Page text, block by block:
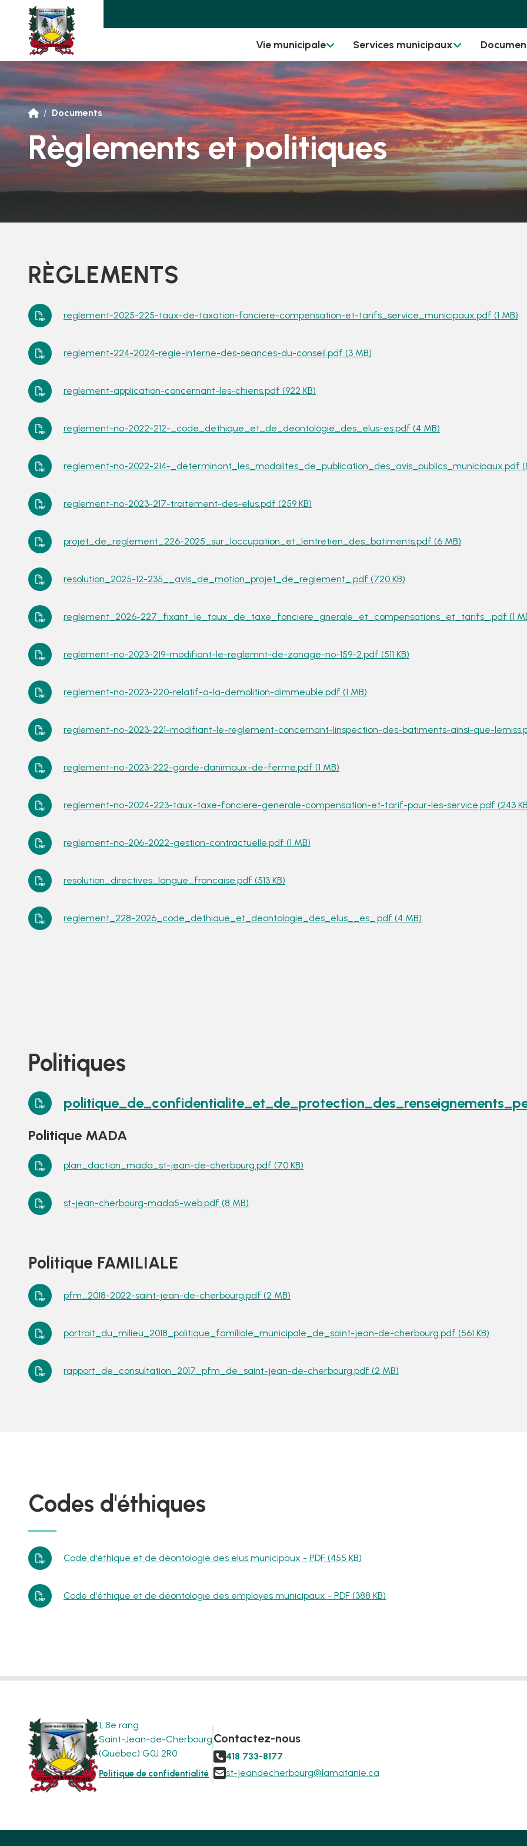
Vie municipale Services municipaux
 / Documents
Règlements et politiques
RÈGLEMENTS
reglement-2025-225-taux-de-taxation-fonciere-compensation-et-tarifs_service_municipaux.pdf (1 MB)
reglement-224-2024-regie-interne-des-seances-du-conseil.pdf (3 MB)
reglement-application-concernant-les-chiens.pdf (922 KB)
reglement-no-2022-212-_code_dethique_et_de_deontologie_des_elus-es.pdf (4 MB)
reglement-no-2022-214-_determinant_les_modalites_de_publication_des_avis_publics_municipaux.pdf
reglement-no-2023-217-traitement-des-elus.pdf (259 KB)
projet_de_reglement_226-2025_sur_loccupation_et_lentretien_des_batiments.pdf (6 MB)
resolution_2025-12-235__avis_de_motion_projet_de_reglement_.pdf (720 KB)
reglement_2026-227_fixant_le_taux_de_taxe_fonciere_gnerale_et_compensations_et_tarifs_.pdf (1
reglement-no-2023-219-modifiant-le-reglemnt-de-zonage-no-159-2.pdf (511 KB)
reglement-no-2023-220-relatif-a-la-demolition-dimmeuble.pdf (1 MB)
reglement-no-2023-221-modifiant-le-reglement-concernant-linspection-des-batiments-ainsi-que-
reglement-no-2023-222-garde-danimaux-de-ferme.pdf (1 MB)
reglement-no-2024-223-taux-taxe-fonciere-generale-compensation-et-tarif-pour-les-service.pdf (243
reglement-no-206-2022-gestion-contractuelle.pdf (1 MB)
resolution_directives_langue_francaise.pdf (513 KB)
reglement_228-2026_code_dethique_et_deontologie_des_elus__es_.pdf (4 MB)
Politiques
Politique MADA
plan_daction_mada_st-jean-de-cherbourg.pdf (70 KB)
st-jean-cherbourg-mada5-web.pdf (8 MB)
Politique FAMILIALE
pfm_2018-2022-saint-jean-de-cherbourg.pdf (2 MB)
portrait_du_milieu_2018_politique_familiale_municipale_de_saint-jean-de-cherbourg.pdf (561 KB)
rapport_de_consultation_2017_pfm_de_saint-jean-de-cherbourg.pdf (2 MB)
Codes d'éthiques
Code d'éthique et de déontologie des elus municipaux - PDF (455 KB)
Code d'éthique et de déontologie des employes municipaux - PDF (388 KB)
1, 8e rang
Saint-Jean-de-Cherbourg
(Québec) G0J 2R0
Politique de confidentialité
Contactez-nous
418 733-8177
st-jeandecherbourg@lamatanie.ca